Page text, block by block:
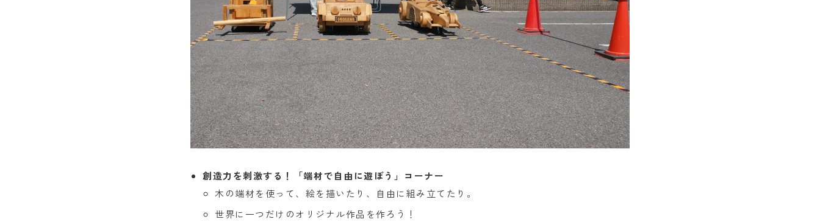
創造力を刺激する！「端材で自由に遊ぼう」コーナー
木の端材を使って、絵を描いたり、自由に組み立てたり。
世界に一つだけのオリジナル作品を作ろう！